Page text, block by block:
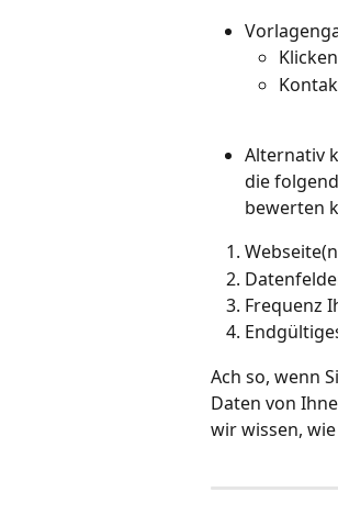
Alternativ
die
bewerten
Frequenz
Ach so, wenn
Daten von
wir wissen,